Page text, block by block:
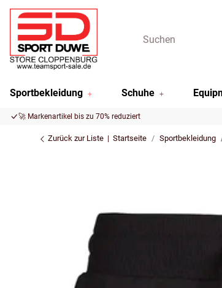
Sportbekleidung Schuhe
🚀 Markenartikel bis zu 70% reduziert
Zurück zur Liste Startseite Sportbekleidung